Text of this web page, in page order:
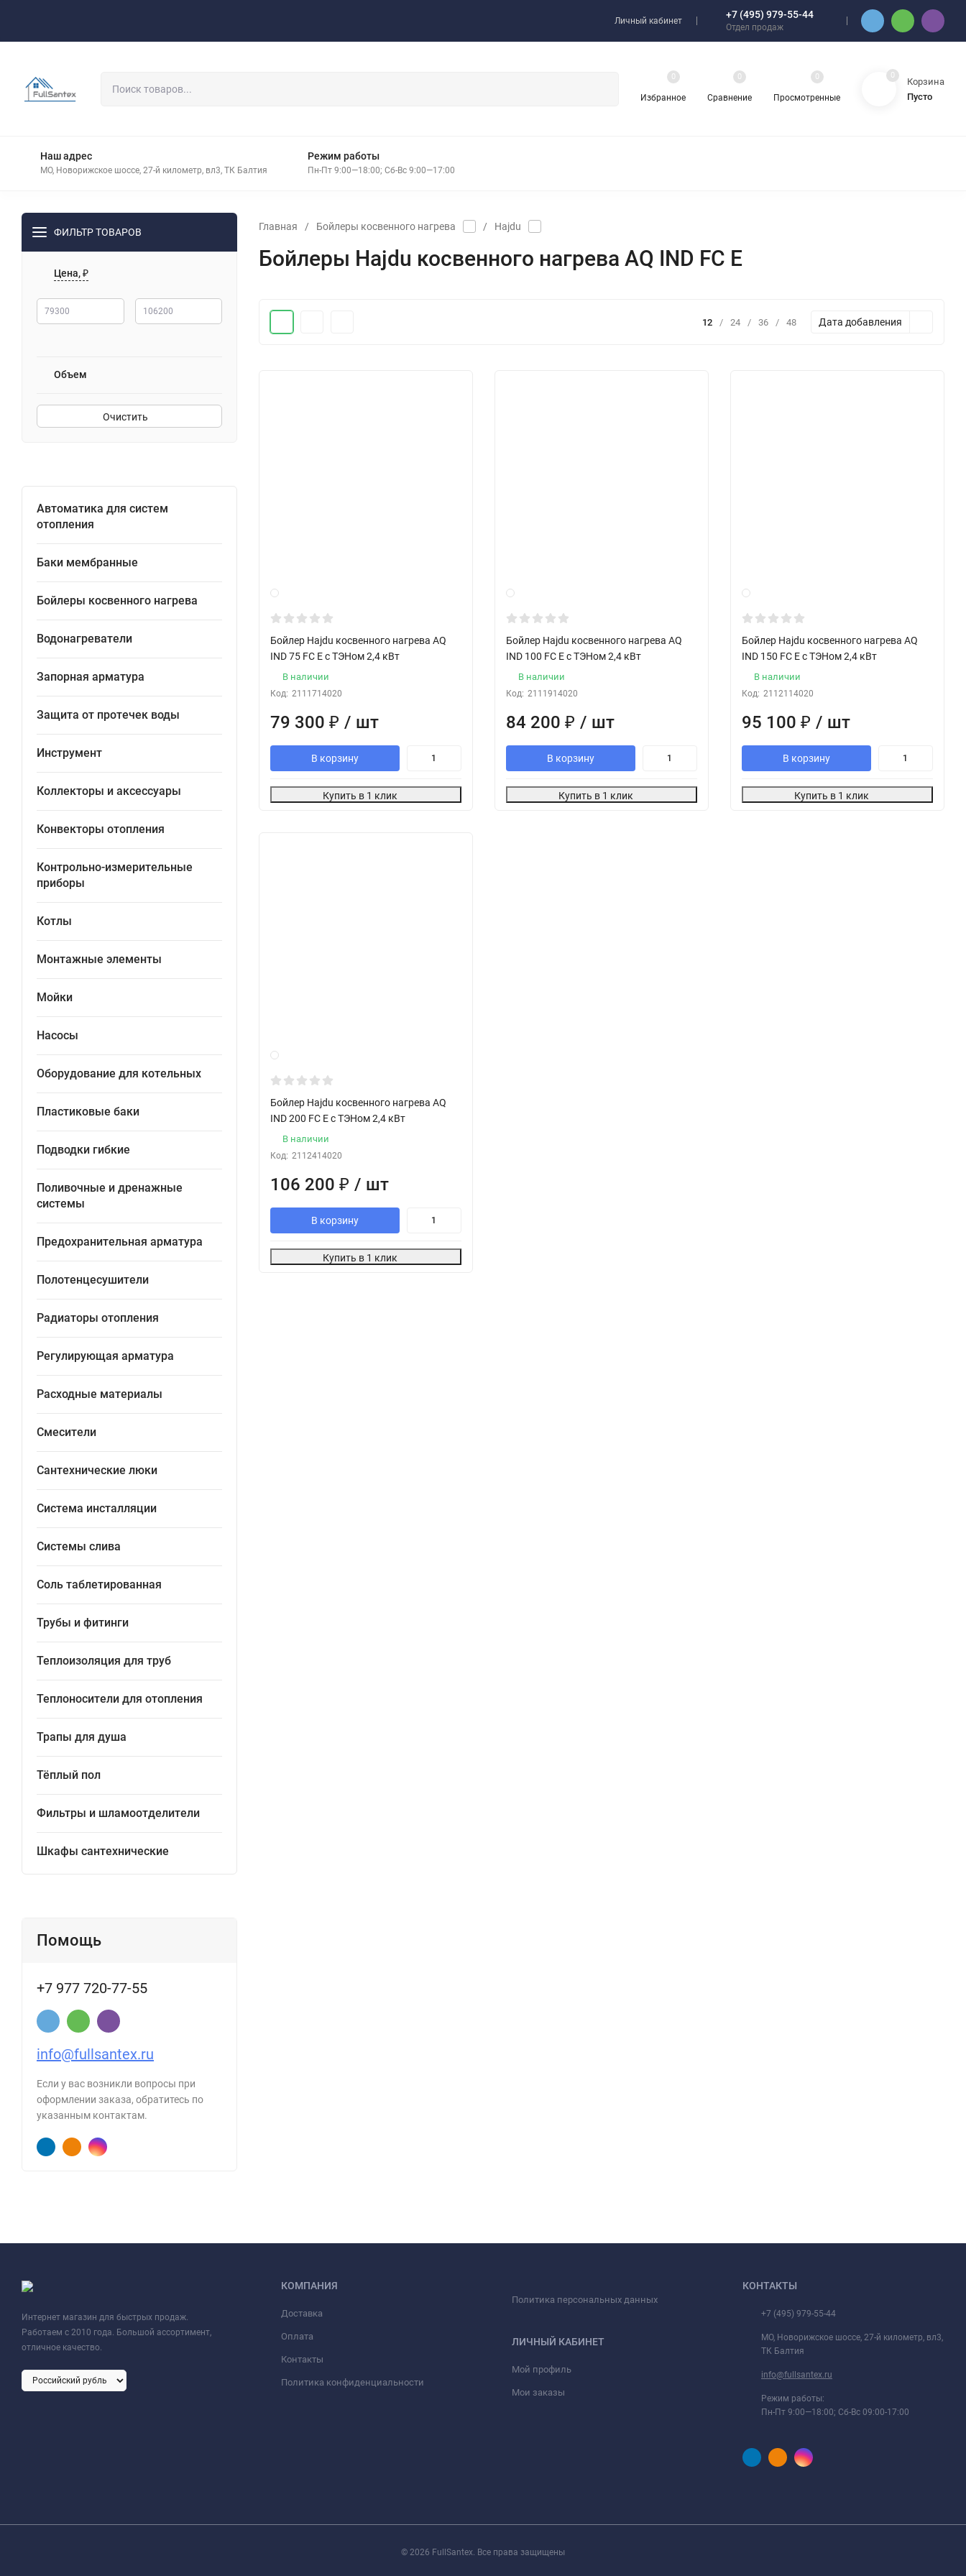
Личный кабинет
+7 (495) 979-55-44
Отдел продаж
Избранное
0
Сравнение
0
Просмотренные
0 0
Корзина
Пусто
Наш адрес
МО, Новорижское шоссе, 27-й километр, вл3, ТК Балтия
Режим работы
Пн-Пт 9:00—18:00; Сб-Вс 9:00—17:00
ФИЛЬТР ТОВАРОВ
Цена, ₽
Объем
Очистить
Автоматика для систем
отопления
Баки мембранные
Бойлеры косвенного нагрева
Водонагреватели
Запорная арматура
Защита от протечек воды
Инструмент
Коллекторы и аксессуары
Конвекторы отопления
Контрольно-измерительные
приборы
Котлы
Монтажные элементы
Мойки
Насосы
Оборудование для котельных
Пластиковые баки
Подводки гибкие
Поливочные и дренажные
системы
Предохранительная арматура
Полотенцесушители
Радиаторы отопления
Регулирующая арматура
Расходные материалы
Смесители
Сантехнические люки
Система инсталляции
Системы слива
Соль таблетированная
Трубы и фитинги
Теплоизоляция для труб
Теплоносители для отопления
Трапы для душа
Тёплый пол
Фильтры и шламоотделители
Шкафы сантехнические
Помощь
+7 977 720-77-55
info@fullsantex.ru
Если у вас возникли вопросы при
оформлении заказа, обратитесь по
указанным контактам.
Главная / Бойлеры косвенного нагрева / Hajdu
Бойлеры Hajdu косвенного нагрева AQ IND FC E
12 / 24 / 36 / 48 Дата добавления
Бойлер Hajdu косвенного нагрева AQ
IND 75 FC E с ТЭНом 2,4 кВт
В наличии
Код: 2111714020
79 300 ₽ / шт
В корзину
Купить в 1 клик
Бойлер Hajdu косвенного нагрева AQ
IND 100 FC E с ТЭНом 2,4 кВт
В наличии
Код: 2111914020
84 200 ₽ / шт
В корзину
Купить в 1 клик
Бойлер Hajdu косвенного нагрева AQ
IND 150 FC E с ТЭНом 2,4 кВт
В наличии
Код: 2112114020
95 100 ₽ / шт
В корзину
Купить в 1 клик
Бойлер Hajdu косвенного нагрева AQ
IND 200 FC E с ТЭНом 2,4 кВт
В наличии
Код: 2112414020
106 200 ₽ / шт
В корзину
Купить в 1 клик
Интернет магазин для быстрых продаж.
Работаем с 2010 года. Большой ассортимент,
отличное качество.
КОМПАНИЯ
Доставка
Оплата
Контакты
Политика конфиденциальности
Политика персональных данных
ЛИЧНЫЙ КАБИНЕТ
Мой профиль
Мои заказы
КОНТАКТЫ
+7 (495) 979-55-44
МО, Новорижское шоссе, 27-й километр, вл3,
ТК Балтия
info@fullsantex.ru
Режим работы:
Пн-Пт 9:00—18:00; Сб-Вс 09:00-17:00
© 2026 FullSantex. Все права защищены